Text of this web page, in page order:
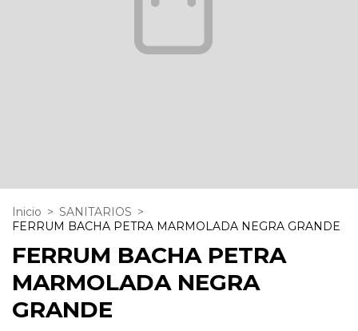
Inicio > SANITARIOS >
FERRUM BACHA PETRA MARMOLADA NEGRA GRANDE
FERRUM BACHA PETRA
MARMOLADA NEGRA
GRANDE